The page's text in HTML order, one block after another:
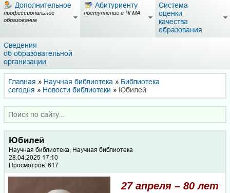
Дополнительное
профессиональное
образование
Абитуриенту
поступление в ЧГМА
Система
оценки
качества
образования
Сведения
об образовательной
организации
Главная » Научная библиотека » Библиотека
сегодня » Новости библиотеки » Юбилей
Юбилей
Научная библиотека, Научная библиотека
28.04.2025 17:10
Просмотров: 617
27 апреля – 80 лет